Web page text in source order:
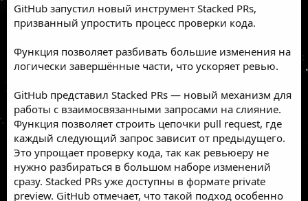
GitHub запустил новый инструмент Stacked PRs,
призванный упростить процесс проверки кода.
Функция позволяет разбивать большие изменения на
логически завершённые части, что ускоряет ревью.
GitHub представил Stacked PRs — новый механизм для
работы с взаимосвязанными запросами на слияние.
Функция позволяет строить цепочки pull request, где
каждый следующий запрос зависит от предыдущего.
Это упрощает проверку кода, так как ревьюеру не
нужно разбираться в большом наборе изменений
сразу. Stacked PRs уже доступны в формате private
preview. GitHub отмечает, что такой подход особенно